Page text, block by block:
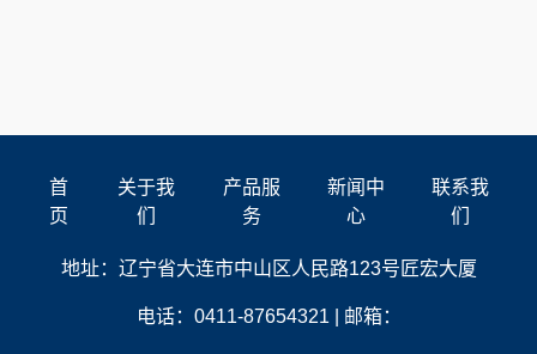
首
页
关于我
们
产品服
务
新闻中
心
联系我
们
地址：辽宁省大连市中山区人民路123号匠宏大厦
电话：0411-87654321 | 邮箱：